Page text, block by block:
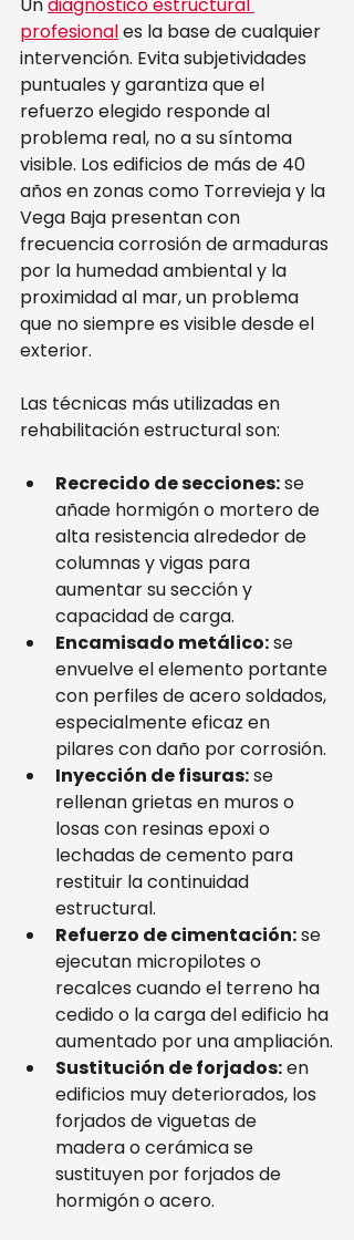
profesional es la base de cualquier
intervención. Evita subjetividades
puntuales y garantiza que el
refuerzo elegido responde al
problema real, no a su síntoma
visible. Los edificios de más de 40
años en zonas como Torrevieja y la
Vega Baja presentan con
frecuencia corrosión de armaduras
por la humedad ambiental y la
proximidad al mar, un problema
que no siempre es visible desde el
exterior.
Las técnicas más utilizadas en
rehabilitación estructural son:
Recrecido de secciones: se
añade hormigón o mortero de
alta resistencia alrededor de
columnas y vigas para
aumentar su sección y
capacidad de carga.
Encamisado metálico: se
envuelve el elemento portante
con perfiles de acero soldados,
especialmente eficaz en
pilares con daño por corrosión.
Inyección de fisuras: se
rellenan grietas en muros o
losas con resinas epoxi o
lechadas de cemento para
restituir la continuidad
estructural.
Refuerzo de cimentación: se
ejecutan micropilotes o
recalces cuando el terreno ha
cedido o la carga del edificio ha
aumentado por una ampliación.
Sustitución de forjados: en
edificios muy deteriorados, los
forjados de viguetas de
madera o cerámica se
sustituyen por forjados de
hormigón o acero.